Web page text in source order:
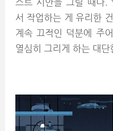
스트 시안을 그릴 때다.
서 작업하는 게 유리한
계속 끄적인 덕분에 주
열심히 그리게 하는 대단